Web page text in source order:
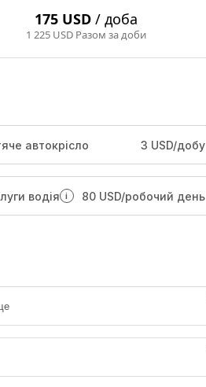
175 USD / доба
1 225 USD Разом за доби
автокрісло 3 USD/добу
водія i 80 USD/робочий день